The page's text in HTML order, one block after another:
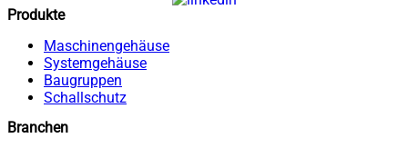
Produkte
Maschinengehäuse
Systemgehäuse
Baugruppen
Schallschutz
Branchen